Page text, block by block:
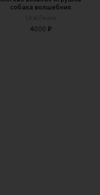
собака волшебник
Ural.Fauna
4000 ₽